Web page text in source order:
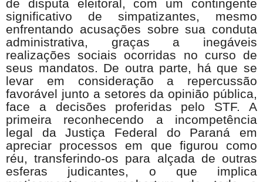
de disputa eleitoral, com um contingente
significativo de simpatizantes, mesmo
enfrentando acusações sobre sua conduta
administrativa, graças a inegáveis
realizações sociais ocorridas no curso de
seus mandatos. De outra parte, há que se
levar em consideração a repercussão
favorável junto a setores da opinião pública,
face a decisões proferidas pelo STF. A
primeira reconhecendo a incompetência
legal da Justiça Federal do Paraná em
apreciar processos em que figurou como
réu, transferindo-os para alçada de outras
esferas judicantes, o que implica